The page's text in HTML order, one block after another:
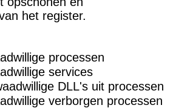
het register.
processen
services
DLL's uit processen
verborgen processen